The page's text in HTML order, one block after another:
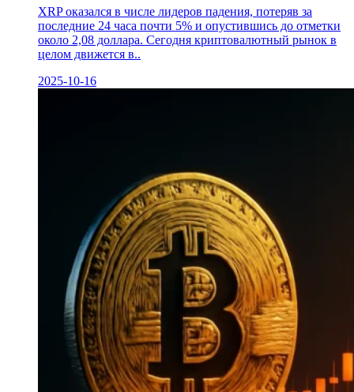
XRP оказался в числе лидеров падения, потеряв за
последние 24 часа почти 5% и опустившись до отметки
около 2,08 доллара. Сегодня криптовалютный рынок в
целом движется в..
2025-10-16